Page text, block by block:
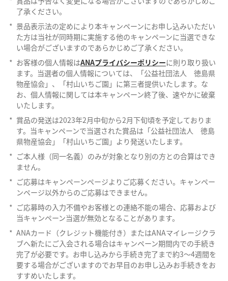
了承ください。
* 景品表示法の定めにより本キャンペーンにお申し込みいただい
た方は当社が同時期に実施する他のキャンペーンに当選できな
い場合がございますのであらかじめご了承ください。
* お客様の個人情報はANAプライバシーポリシーに則り取り扱い
ます。当選者の個人情報については、「公益社団法人 徳島県
物産協会」、「村山いちご園」に第三者提供いたします。な
お、個人情報に関しては本キャンペーン終了後、速やかに破棄
いたします。
* 賞品の発送は2023年2月中旬から2月下旬頃を予定しておりま
す。当キャンペーンで当選された賞品は「公益社団法人 徳島
県物産協会」「村山いちご園」より発送いたします。
* ご本人様（同一名義）のみが対象となり別の方との合算はでき
ません。
* ご応募はキャンペーンページよりご応募ください。キャンペー
ンページ以外からのご応募はできません。
* ご応募時の入力不備やお客様との連絡不能の場合、応募および
当キャンペーン当選が無効となることがあります。
* ANAカード（クレジット機能付き）またはANAマイレージクラ
ブへ新たにご入会される場合はキャンペーン期間内での手続き
完了が必要です。お申し込みから手続き完了まで約3～4週間を
要する場合がございますのでお早目のお申し込みお手続きをお
すすめいたします。